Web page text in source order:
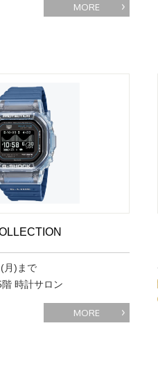
MORE
月)まで
時計サロン
MORE